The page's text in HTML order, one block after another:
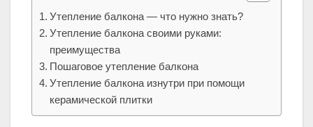
Утепление балкона — что нужно знать?
Утепление балкона своими руками:
преимущества
Пошаговое утепление балкона
Утепление балкона изнутри при помощи
керамической плитки